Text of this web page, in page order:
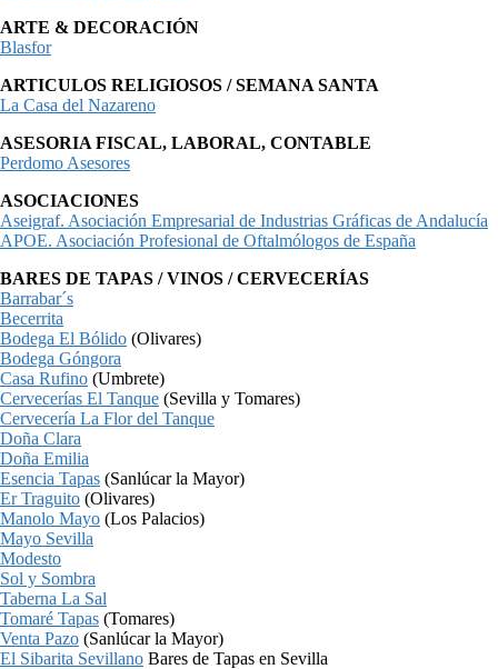
ARTE & DECORACIÓN
Blasfor
ARTICULOS RELIGIOSOS / SEMANA SANTA
La Casa del Nazareno
ASESORIA FISCAL, LABORAL, CONTABLE
Perdomo Asesores
ASOCIACIONES
Aseigraf. Asociación Empresarial de Industrias Gráficas de Andalucía
APOE. Asociación Profesional de Oftalmólogos de España
BARES DE TAPAS / VINOS / CERVECERÍAS
Barrabar´s
Becerrita
Bodega El Bólido (Olivares)
Bodega Góngora
Casa Rufino (Umbrete)
Cervecerías El Tanque (Sevilla y Tomares)
Cervecería La Flor del Tanque
Doña Clara
Doña Emilia
Esencia Tapas (Sanlúcar la Mayor)
Er Traguito (Olivares)
Manolo Mayo (Los Palacios)
Mayo Sevilla
Modesto
Sol y Sombra
Taberna La Sal
Tomaré Tapas (Tomares)
Venta Pazo (Sanlúcar la Mayor)
El Sibarita Sevillano Bares de Tapas en Sevilla